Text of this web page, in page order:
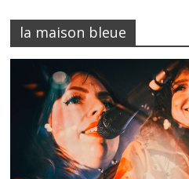
la maison bleue